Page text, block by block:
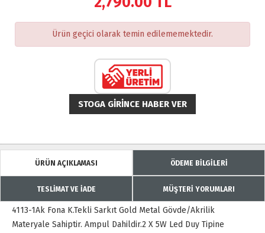
Ürün geçici olarak temin edilememektedir.
STOGA GIRINCE HABER VER
ÜRÜN AÇIKLAMASI ÖDEME BİLGİLERİ
TESLİMAT VE İADE MÜŞTERİ YORUMLARI
4113-1Ak Fona K.Tekli Sarkıt Gold Metal Gövde/Akrilik
Materyale Sahiptir. Ampul Dahildir.2 X 5W Led Duy Tipine